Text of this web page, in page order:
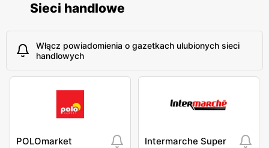
Sieci handlowe
Włącz powiadomienia o gazetkach ulubionych sieci
handlowych
POLOmarket Intermarche Super